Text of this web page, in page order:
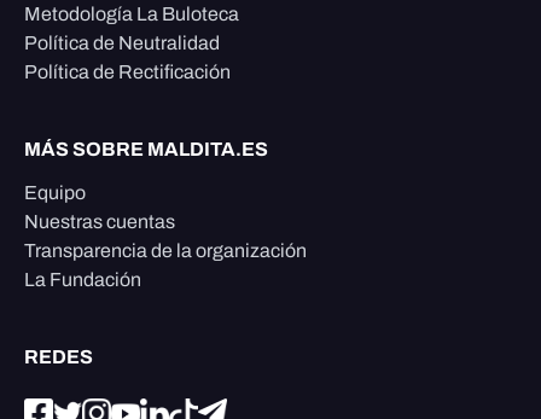
Metodología La Buloteca
Política de Neutralidad
Política de Rectificación
MÁS SOBRE MALDITA.ES
Equipo
Nuestras cuentas
Transparencia de la organización
La Fundación
REDES